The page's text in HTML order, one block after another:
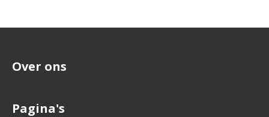
Over ons
Pagina's